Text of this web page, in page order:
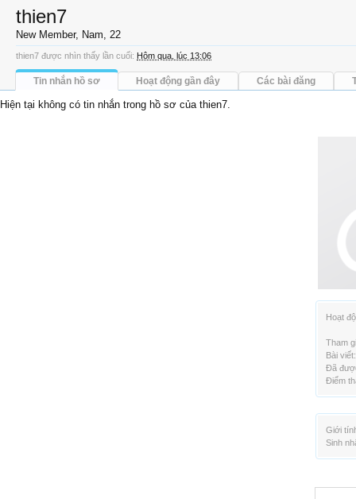
Hoạt
Tham
Bài viết:
Đã
Điểm
Giới
Sinh
thien7
New Member, Nam, 22
thien7 được nhìn thấy lần cuối: Hôm qua, lúc 13:06
Tin nhắn hồ sơ Hoạt động gần đây Các bài đăng
Hiện tại không có tin nhắn trong hồ sơ của thien7.